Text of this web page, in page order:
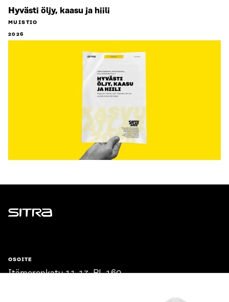
Hyvästi öljy, kaasu ja hiili
MUISTIO
2026
Sitra
OSOITE
Itämerenkatu 11-13, PL 160,